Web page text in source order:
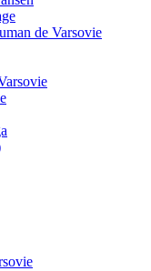
de Varsovie